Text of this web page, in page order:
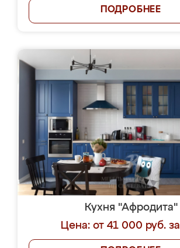
ПОДРОБНЕЕ
Кухня "Афродита"
Цена: от 41 000 руб.